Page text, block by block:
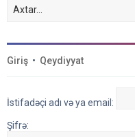
Giriş • Qeydiyyat
İstifadəçi adı və ya email:
Şifrə: